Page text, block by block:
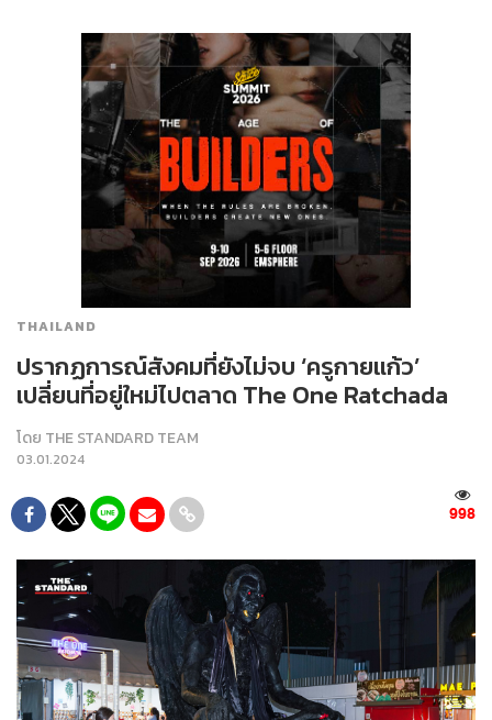
THAILAND
ปรากฏการณ์สังคมที่ยังไม่จบ ‘ครูกายแก้ว’
เปลี่ยนที่อยู่ใหม่ไปตลาด The One Ratchada
โดย THE STANDARD TEAM
03.01.2024
998